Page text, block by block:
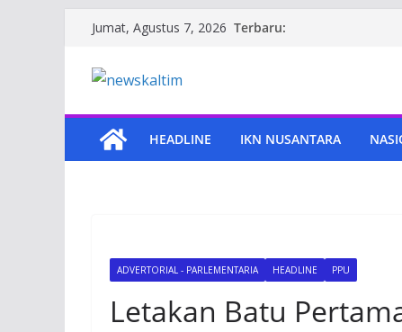
content
Jumat, Agustus 7, 2026 Terbaru:
HEADLINE IKN NUSANTARA
ADVERTORIAL - PARLEMENTARIA HEADLINE PPU
Letakan Batu